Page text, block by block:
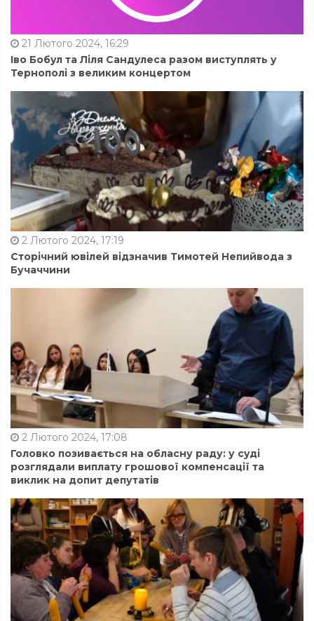
21 Лютого 2024, 16:29
Іво Бобул та Ліля Сандулеса разом виступлять у
Тернополі з великим концертом
2 Лютого 2024, 17:19
Сторічний ювілей відзначив Тимотей Непийвода з
Бучаччини
2 Лютого 2024, 17:08
Головко позивається на обласну раду: у суді
розглядали виплату грошової компенсації та
виклик на допит депутатів